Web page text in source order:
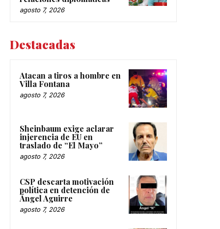
agosto 7, 2026
Destacadas
Atacan a tiros a hombre en
Villa Fontana
agosto 7, 2026
Sheinbaum exige aclarar
injerencia de EU en
traslado de “El Mayo”
agosto 7, 2026
CSP descarta motivación
política en detención de
Ángel Aguirre
agosto 7, 2026